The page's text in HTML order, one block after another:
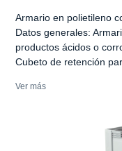
Armario en polietileno
Datos generales:
productos ácidos o
Cubeto de retención
Ver más